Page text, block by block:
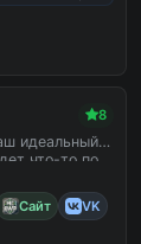
8
идеальный
что-то по
Сайт
VK